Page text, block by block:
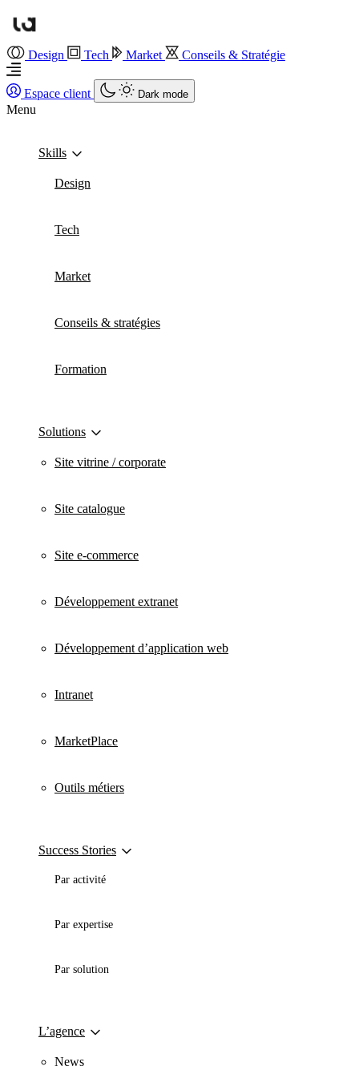
Design Tech Market Conseils & Stratégie
Espace client Dark mode
Menu
Skills
Design
Tech
Market
Conseils & stratégies
Formation
Solutions
Site vitrine / corporate
Site catalogue
Site e-commerce
Développement extranet
Développement d’application web
Intranet
MarketPlace
Outils métiers
Success Stories
Par activité
Par expertise
Par solution
L’agence
News